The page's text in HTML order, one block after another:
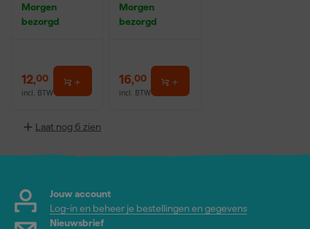
Morgen
bezorgd
12,00
incl. BTW
Morgen
bezorgd
16,00
incl. BTW
Laat nog 6 zien
Jouw account
Log-in en beheer je bestellingen en gegevens
Nieuwsbrief